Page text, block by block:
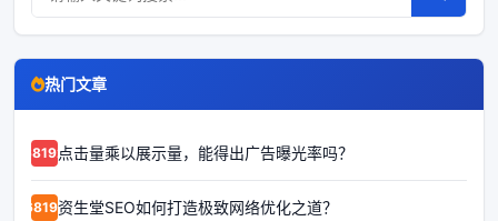
热门文章
68192点击量乘以展示量，能得出广告曝光率吗？
68191资生堂SEO如何打造极致网络优化之道？